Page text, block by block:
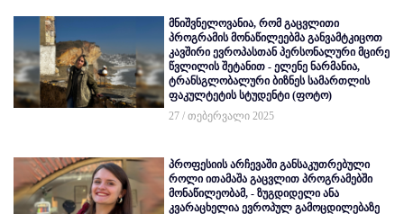
მნიშვნელოვანია, რომ გაცვლითი
პროგრამის მონაწილეებმა განვამტკიცოთ
კავშირი ევროპასთან პერსონალური მცირე
წვლილის შეტანით - ელენე ნარმანია,
ტრანსგლობალური ბიზნეს სამართლის
ფაკულტეტის სტუდენტი (ფოტო)
27 / თებერვალი 2025
პროფესიის არჩევაში განსაკუთრებული
როლი ითამაშა გაცვლით პროგრამებში
მონაწილეობამ, - ზუგდიდელი ანა
კვარაცხელია ევროპულ გამოცდილებაზე